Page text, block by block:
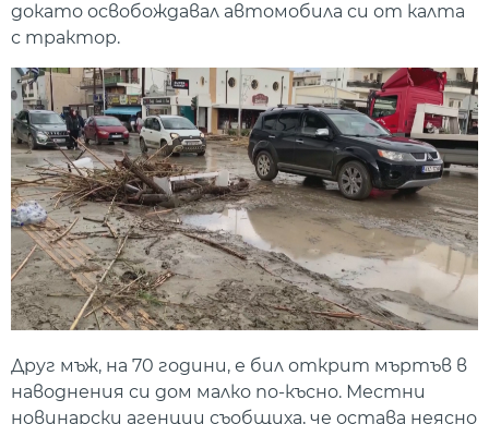
докато освобождавал автомобила си от калта
с трактор.
Друг мъж, на 70 години, е бил открит мъртъв в
наводнения си дом малко по-късно. Местни
новинарски агенции съобщиха, че остава неясно